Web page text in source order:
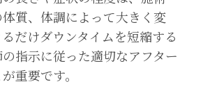
質、体調によって大きく変
だけダウンタイムを短縮する
指示に従った適切なアフター
重要です。